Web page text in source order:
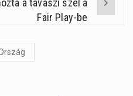
a tavaszi szél a
Fair Play-be